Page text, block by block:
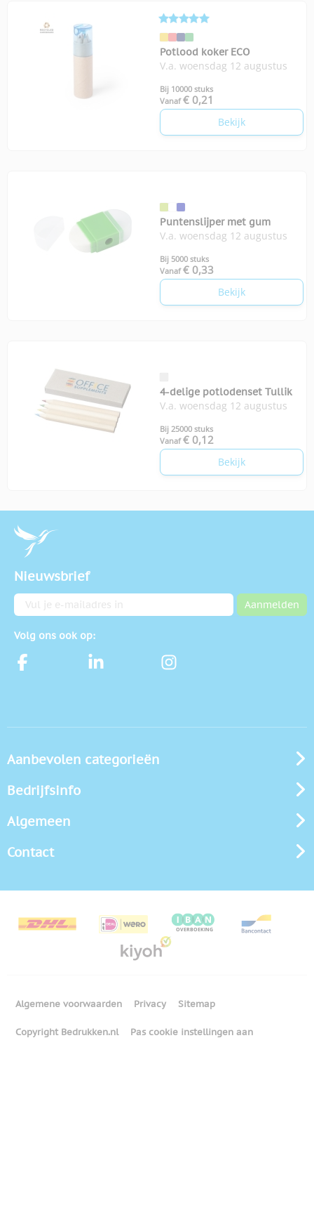
Potlood koker ECO
V.a. woensdag 12 augustus
Bij 10000 stuks
Vanaf € 0,21
Bekijk
Puntenslijper met gum
V.a. woensdag 12 augustus
Bij 5000 stuks
Vanaf € 0,33
Bekijk
4-delige potlodenset Tullik
V.a. woensdag 12 augustus
Bij 25000 stuks
Vanaf € 0,12
Bekijk
Nieuwsbrief
E-mailadres Aanmelden
Volg ons ook op:
Aanbevolen categorieën
Bedrijfsinfo
Algemeen
Contact
Algemene voorwaarden Privacy Sitemap
Copyright Bedrukken.nl Pas cookie instellingen aan